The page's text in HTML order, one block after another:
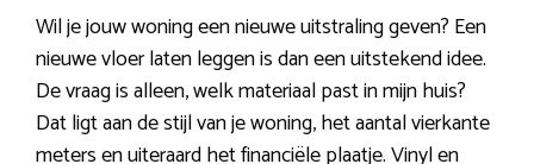
Wil je jouw woning een nieuwe uitstraling geven? Een
nieuwe vloer laten leggen is dan een uitstekend idee.
De vraag is alleen, welk materiaal past in mijn huis?
Dat ligt aan de stijl van je woning, het aantal vierkante
meters en uiteraard het financiële plaatje. Vinyl en